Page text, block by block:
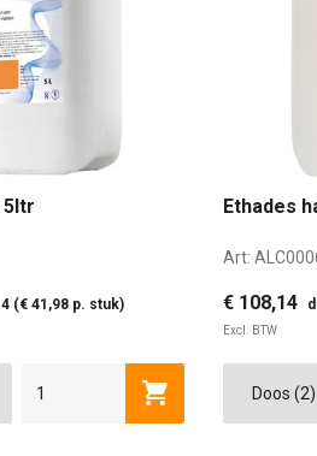
5ltr
(€ 41,98 p. stuk)
Toevoegen aan
Ethades
Art:
€ 108,14
Excl. BTW